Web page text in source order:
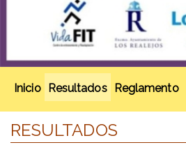
Inicio Resultados Reglamento
RESULTADOS